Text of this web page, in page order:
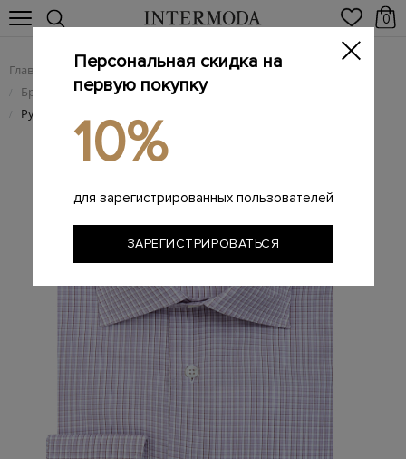
0
Главная Мужчинам / Одежда
/ Брендовые мужские рубашки
/ Рубашка из тонкого хлопкового поплина с принтом в клетку
Персональная скидка на
первую покупку
10%
для зарегистрированных пользователей
ЗАРЕГИСТРИРОВАТЬСЯ